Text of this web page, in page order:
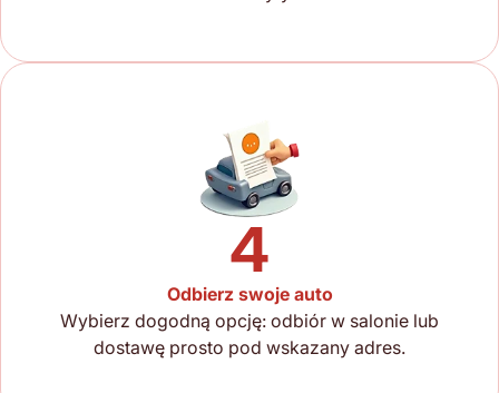
4
Odbierz swoje auto
Wybierz dogodną opcję: odbiór w salonie lub
dostawę prosto pod wskazany adres.